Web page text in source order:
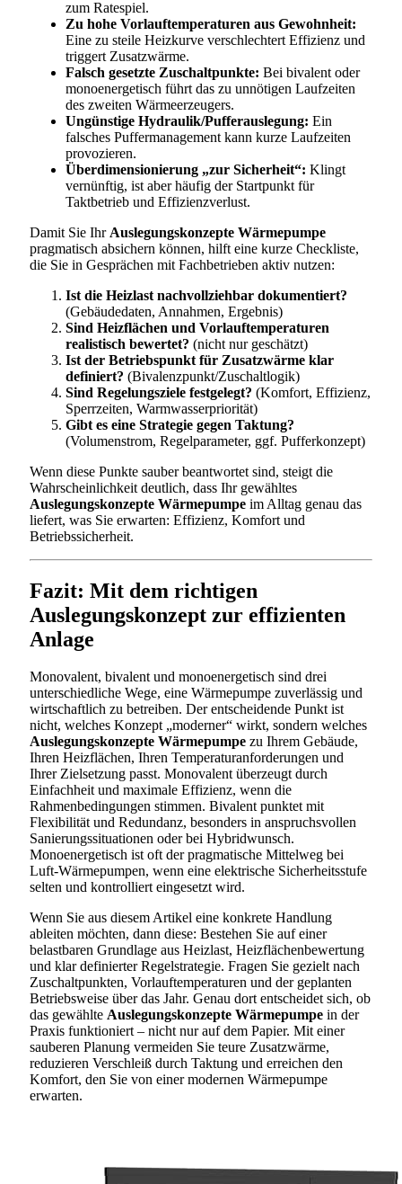
zum Ratespiel.
Zu hohe Vorlauftemperaturen aus Gewohnheit:
Eine zu steile Heizkurve verschlechtert Effizienz und
triggert Zusatzwärme.
Falsch gesetzte Zuschaltpunkte: Bei bivalent oder
monoenergetisch führt das zu unnötigen Laufzeiten
des zweiten Wärmeerzeugers.
Ungünstige Hydraulik/Pufferauslegung: Ein
falsches Puffermanagement kann kurze Laufzeiten
provozieren.
Überdimensionierung „zur Sicherheit“: Klingt
vernünftig, ist aber häufig der Startpunkt für
Taktbetrieb und Effizienzverlust.
Damit Sie Ihr Auslegungskonzepte Wärmepumpe
pragmatisch absichern können, hilft eine kurze Checkliste,
die Sie in Gesprächen mit Fachbetrieben aktiv nutzen:
Ist die Heizlast nachvollziehbar dokumentiert?
(Gebäudedaten, Annahmen, Ergebnis)
Sind Heizflächen und Vorlauftemperaturen
realistisch bewertet? (nicht nur geschätzt)
Ist der Betriebspunkt für Zusatzwärme klar
definiert? (Bivalenzpunkt/Zuschaltlogik)
Sind Regelungsziele festgelegt? (Komfort, Effizienz,
Sperrzeiten, Warmwasserpriorität)
Gibt es eine Strategie gegen Taktung?
(Volumenstrom, Regelparameter, ggf. Pufferkonzept)
Wenn diese Punkte sauber beantwortet sind, steigt die
Wahrscheinlichkeit deutlich, dass Ihr gewähltes
Auslegungskonzepte Wärmepumpe im Alltag genau das
liefert, was Sie erwarten: Effizienz, Komfort und
Betriebssicherheit.
Fazit: Mit dem richtigen
Auslegungskonzept zur effizienten
Anlage
Monovalent, bivalent und monoenergetisch sind drei
unterschiedliche Wege, eine Wärmepumpe zuverlässig und
wirtschaftlich zu betreiben. Der entscheidende Punkt ist
nicht, welches Konzept „moderner“ wirkt, sondern welches
Auslegungskonzepte Wärmepumpe zu Ihrem Gebäude,
Ihren Heizflächen, Ihren Temperaturanforderungen und
Ihrer Zielsetzung passt. Monovalent überzeugt durch
Einfachheit und maximale Effizienz, wenn die
Rahmenbedingungen stimmen. Bivalent punktet mit
Flexibilität und Redundanz, besonders in anspruchsvollen
Sanierungssituationen oder bei Hybridwunsch.
Monoenergetisch ist oft der pragmatische Mittelweg bei
Luft-Wärmepumpen, wenn eine elektrische Sicherheitsstufe
selten und kontrolliert eingesetzt wird.
Wenn Sie aus diesem Artikel eine konkrete Handlung
ableiten möchten, dann diese: Bestehen Sie auf einer
belastbaren Grundlage aus Heizlast, Heizflächenbewertung
und klar definierter Regelstrategie. Fragen Sie gezielt nach
Zuschaltpunkten, Vorlauftemperaturen und der geplanten
Betriebsweise über das Jahr. Genau dort entscheidet sich, ob
das gewählte Auslegungskonzepte Wärmepumpe in der
Praxis funktioniert – nicht nur auf dem Papier. Mit einer
sauberen Planung vermeiden Sie teure Zusatzwärme,
reduzieren Verschleiß durch Taktung und erreichen den
Komfort, den Sie von einer modernen Wärmepumpe
erwarten.